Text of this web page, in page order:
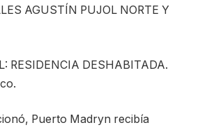
AGUSTÍN PUJOL NORTE Y
RESIDENCIA DESHABITADA.
Puerto Madryn recibía